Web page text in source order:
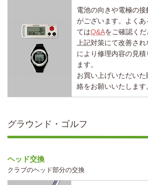
電池の向きや電極の
がございます。よく
てはQ&Aをご確認くだ
上記対策にて改善さ
により修理内容の見
ます。
お買い上げいただい
絡をお願いいたします
グラウンド・ゴルフ
ヘッド交換
クラブのヘッド部分の交換